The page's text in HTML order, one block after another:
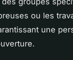
ou les
une